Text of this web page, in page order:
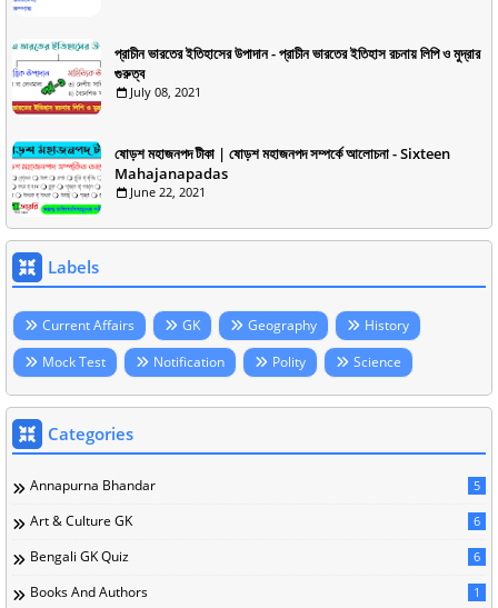
প্রাচীন ভারতের ইতিহাসের উপাদান - প্রাচীন ভারতের ইতিহাস রচনায় লিপি ও মুদ্রার
গুরুত্ব
July 08, 2021
ষোড়শ মহাজনপদ টীকা | ষোড়শ মহাজনপদ সম্পর্কে আলোচনা - Sixteen
Mahajanapadas
June 22, 2021
Labels
Current Affairs GK Geography
History
Mock Test
Notification Polity Science
Categories
Annapurna Bhandar 5
Art & Culture GK 6
Bengali GK Quiz 6
Books And Authors 1